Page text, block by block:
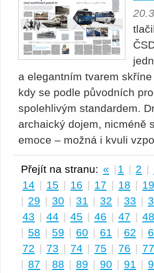
a elegantním tvarem
kdy se podle původních
spolehlivým standardem.
archaický dojem, nicméně
emoce – možná i kvuli
Přejít na stranu: « | 1 | 2 |
14 | 15 | 16 | 17 | 18 | 19
| 29 | 30 | 31 | 32 | 33 |
43 | 44 | 45 | 46 | 47 | 48
| 58 | 59 | 60 | 61 | 62 |
72 | 73 | 74 | 75 | 76 | 77
| 87 | 88 | 89 | 90 | 91 |